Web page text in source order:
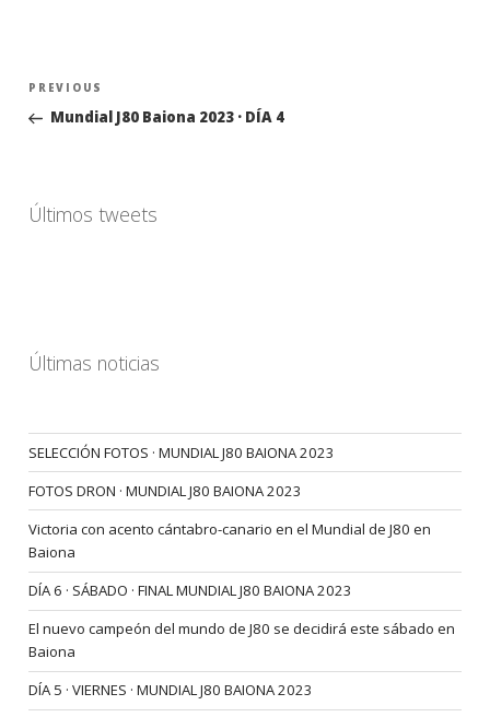
Navegación
entradas
Previous
Post
PREVIOUS
Mundial J80 Baiona 2023 · DÍA 4
Últimos tweets
Últimas noticias
SELECCIÓN FOTOS · MUNDIAL J80 BAIONA 2023
FOTOS DRON · MUNDIAL J80 BAIONA 2023
Victoria con acento cántabro-canario en el Mundial de J80 en
Baiona
DÍA 6 · SÁBADO · FINAL MUNDIAL J80 BAIONA 2023
El nuevo campeón del mundo de J80 se decidirá este sábado en
Baiona
DÍA 5 · VIERNES · MUNDIAL J80 BAIONA 2023